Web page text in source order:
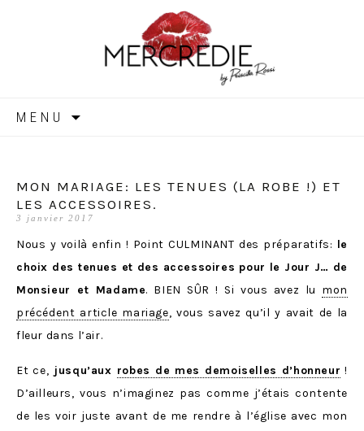
MERCREDIE
MENU
MON MARIAGE: LES TENUES (LA ROBE !) ET
LES ACCESSOIRES.
3 janvier 2017
Nous y voilà enfin ! Point CULMINANT des préparatifs: le
choix des tenues et des accessoires pour le Jour J… de
Monsieur et Madame. BIEN SÛR ! Si vous avez lu mon
précédent article mariage, vous savez qu’il y avait de la
fleur dans l’air.
Et ce, jusqu’aux robes de mes demoiselles d’honneur !
D’ailleurs, vous n’imaginez pas comme j’étais contente
de les voir juste avant de me rendre à l’église avec mon